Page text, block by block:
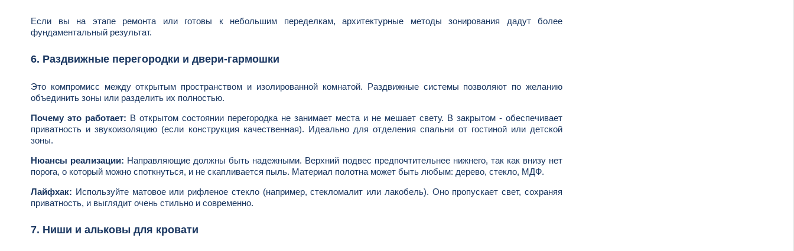
Если вы на этапе ремонта или готовы к небольшим переделкам, архитектурные методы зонирования дадут более
фундаментальный результат.
6. Раздвижные перегородки и двери-гармошки
Это компромисс между открытым пространством и изолированной комнатой. Раздвижные системы позволяют по желанию
объединить зоны или разделить их полностью.
Почему это работает: В открытом состоянии перегородка не занимает места и не мешает свету. В закрытом - обеспечивает
приватность и звукоизоляцию (если конструкция качественная). Идеально для отделения спальни от гостиной или детской
зоны.
Нюансы реализации: Направляющие должны быть надежными. Верхний подвес предпочтительнее нижнего, так как внизу нет
порога, о который можно споткнуться, и не скапливается пыль. Материал полотна может быть любым: дерево, стекло, МДФ.
Лайфхак: Используйте матовое или рифленое стекло (например, стекломалит или лакобель). Оно пропускает свет, сохраняя
приватность, и выглядит очень стильно и современно.
7. Ниши и альковы для кровати